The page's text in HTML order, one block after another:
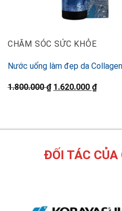
CHĂM SÓC SỨC KHỎE
Nước uống làm đẹp da
1.800.000₫ Original
1.620.000 ₫Current
price
ĐỐI TÁC CỦA